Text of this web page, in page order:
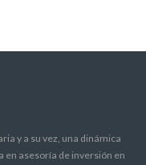
y a su vez, una dinámica
en asesoría de inversión en